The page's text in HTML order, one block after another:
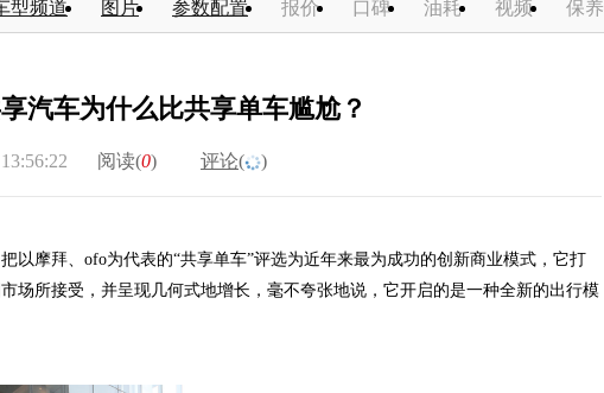
型频道 图片 参数配置 报价 口碑 油耗 视频 保养
汽车为什么比共享单车尴尬？
阅读(0) 评论( )
以摩拜、 ofo为代表的“共享单车”评选为近年来最为成功的创新商业模式，它打
场所接受，并呈现几何式地增长，毫不夸张地说，它开启的是一种全新的出行模